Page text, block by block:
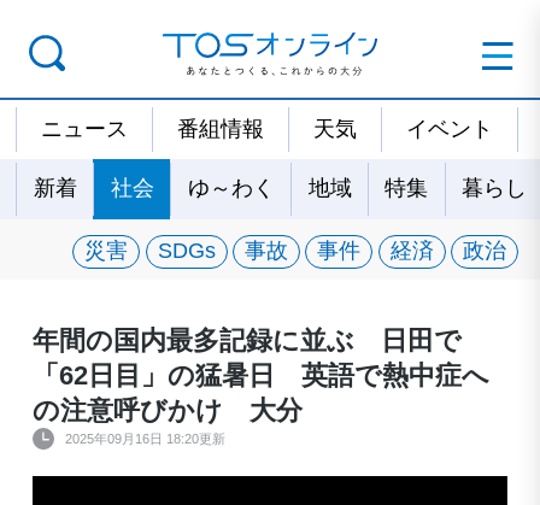
ニュース 番組情報 天気 イベント
新着 社会 ゆ～わく 地域 特集 暮らし
災害 SDGs 事故 事件 経済 政治
年間の国内最多記録に並ぶ 日田で
「62日目」の猛暑日 英語で熱中症へ
の注意呼びかけ 大分
2025年09月16日 18:20更新